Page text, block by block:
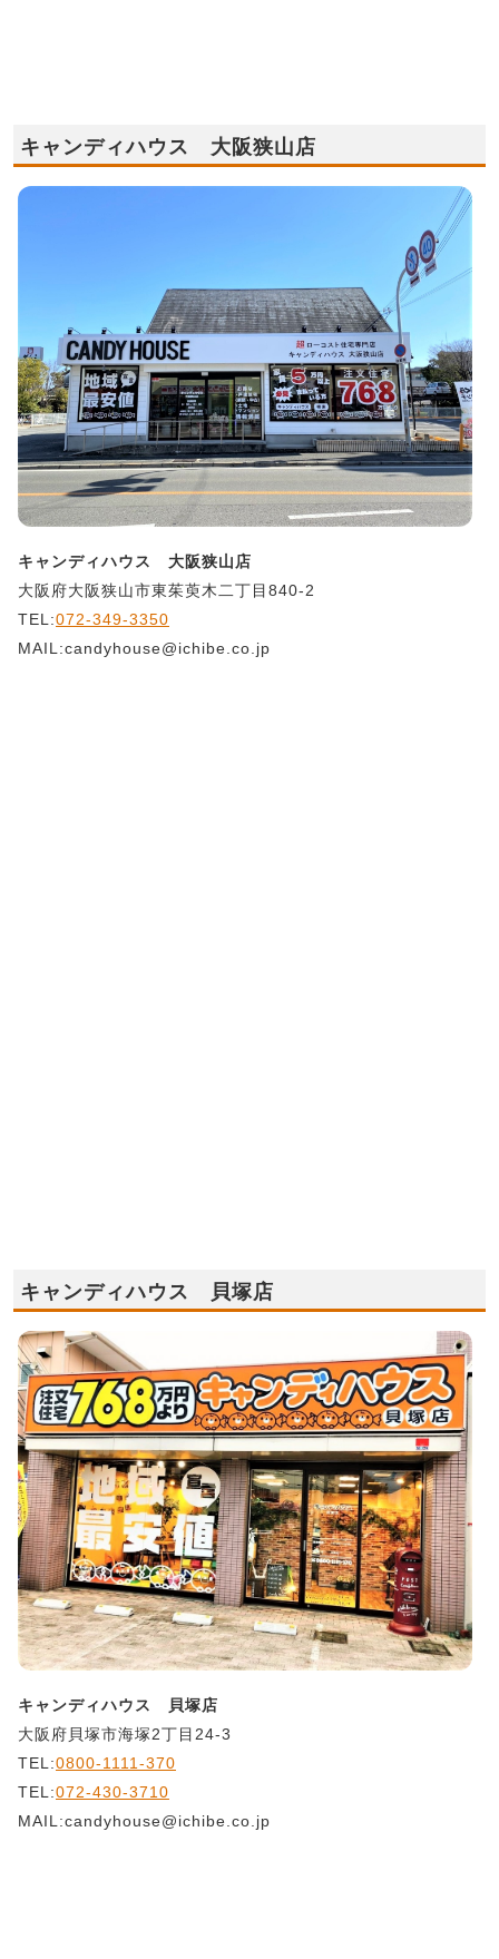
キャンディハウス 大阪狭山店
キャンディハウス 大阪狭山店
大阪府大阪狭山市東茱萸木二丁目840-2
TEL:072-349-3350
MAIL:candyhouse@ichibe.co.jp
キャンディハウス 貝塚店
キャンディハウス 貝塚店
大阪府貝塚市海塚2丁目24-3
TEL:0800-1111-370
TEL:072-430-3710
MAIL:candyhouse@ichibe.co.jp